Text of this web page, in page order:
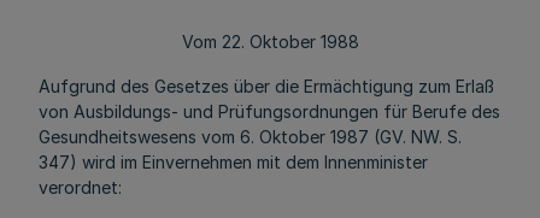
Vom 22. Oktober 1988
Aufgrund des Gesetzes über die Ermächtigung zum Erlaß
von Ausbildungs- und Prüfungsordnungen für Berufe des
Gesundheitswesens vom 6. Oktober 1987 (GV. NW. S.
347) wird im Einvernehmen mit dem Innenminister
verordnet: